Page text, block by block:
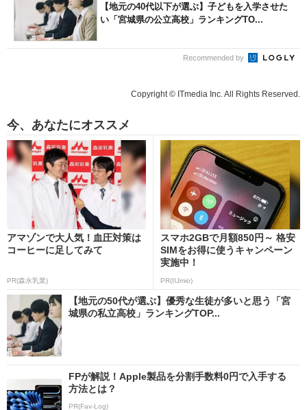
【地元の40代以下が選ぶ】子どもを入学させた
い「宮城県の公立高校」ランキングTO...
Recommended by
Copyright © ITmedia Inc. All Rights Reserved.
今、あなたにオススメ
アマゾンで大人気！血圧対策は
コーヒーに足してみて
PR(森永乳業)
スマホ2GBで月額850円～ 格安
SIMをお得に使うキャンペーン
実施中！
PR(IIJmio)
【地元の50代が選ぶ】優秀な生徒が多いと思う「宮
城県の私立高校」ランキングTOP...
FPが解説！Apple製品を分割手数料0円で入手する
方法とは？
PR(Fav-Log)